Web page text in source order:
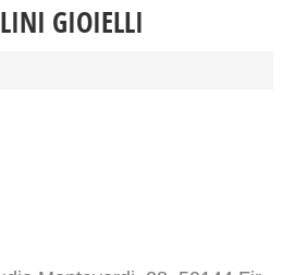
GIOIELLI